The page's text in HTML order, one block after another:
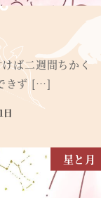
ば二週間ちかく
きず […]
星と月